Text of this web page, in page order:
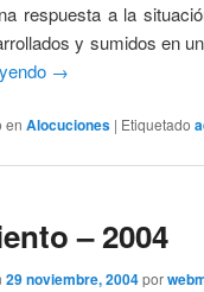
respuesta a la
y sumidos en
→
en Alocuciones | Etiquetado
– 2004
29 noviembre, 2004por